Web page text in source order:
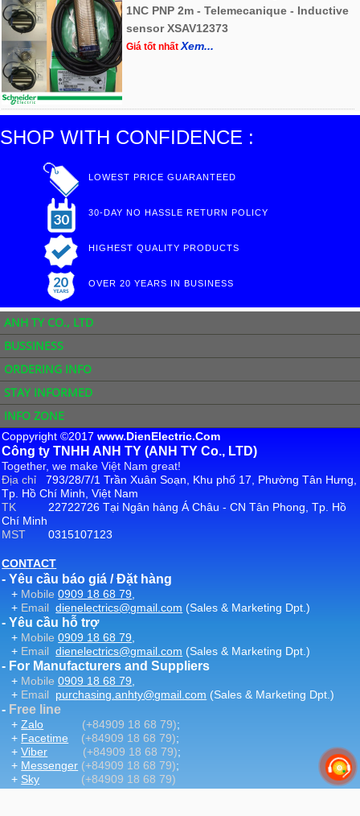
1NC PNP 2m - Telemecanique - Inductive
sensor XSAV12373
Giá tốt nhấtXem...
SHOP WITH CONFIDENCE :
LOWEST PRICE GUARANTEED
30-DAY NO HASSLE RETURN POLICY
HIGHEST QUALITY PRODUCTS
OVER 20 YEARS IN BUSINESS
ANH TY CO., LTD
BUSSINESS
ORDERING INFO
STAY INFORMED
INFO ZONE
Coppyright ©2017www.DienElectric.Com
Công ty TNHH ANH TY (ANH TY Co., LTD)
Together, we make Việt Nam great!
Địa chỉ793/28/7/1 Trần Xuân Soạn, Khu phố 17, Phường Tân Hưng,
Tp. Hồ Chí Minh, Việt Nam
TK22722726 Tại Ngân hàng Á Châu - CN Tân Phong, Tp. Hồ
Chí Minh
MST0315107123
CONTACT
- Yêu cầu báo giá / Đặt hàng
+ Mobile 0909 18 68 79,
+ Email dienelectrics@gmail.com (Sales & Marketing Dpt.)
- Yêu cầu hỗ trợ
+ Mobile 0909 18 68 79,
+ Email dienelectrics@gmail.com (Sales & Marketing Dpt.)
- For Manufacturers and Suppliers
+ Mobile 0909 18 68 79,
+ Email purchasing.anhty@gmail.com (Sales & Marketing Dpt.)
- Free line
+Zalo (+84909 18 68 79);
+ Facetime (+84909 18 68 79);
+Viber (+84909 18 68 79);
+ Messenger (+84909 18 68 79);
+ Sky (+84909 18 68 79)